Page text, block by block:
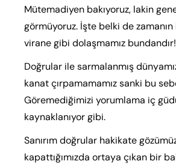
Mütemadiyen bakıyoruz, lakin
görmüyoruz. İşte belki de
virane gibi dolaşmamız bundandır!
Doğrular ile sarmalanmış
kanat çırpamamamız sanki bu
Göremediğimizi yorumlama iç
kaynaklanıyor gibi.
Sanırım doğrular hakikate
kapattığımızda ortaya çıkan bir